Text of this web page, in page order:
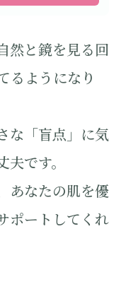
然と鏡を見る回
るようになり
な「盲点」に気
です。
あなたの肌を優
ポートしてくれ